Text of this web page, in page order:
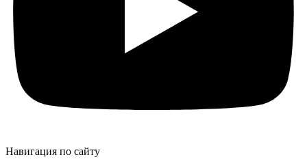
Навигация по сайту